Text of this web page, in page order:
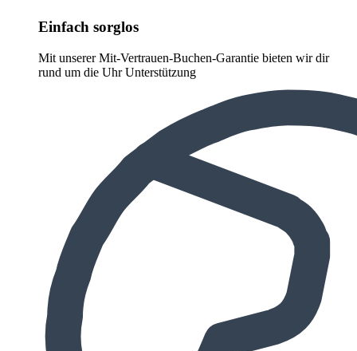
Einfach sorglos
Mit unserer Mit-Vertrauen-Buchen-Garantie bieten wir dir
rund um die Uhr Unterstützung